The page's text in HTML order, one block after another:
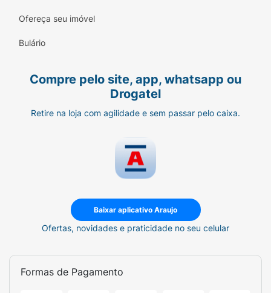
Ofereça seu imóvel
Bulário
Compre pelo site, app, whatsapp ou
Drogatel
Retire na loja com agilidade e sem passar pelo caixa.
Baixar aplicativo Araujo
Ofertas, novidades e praticidade no seu celular
Formas de Pagamento